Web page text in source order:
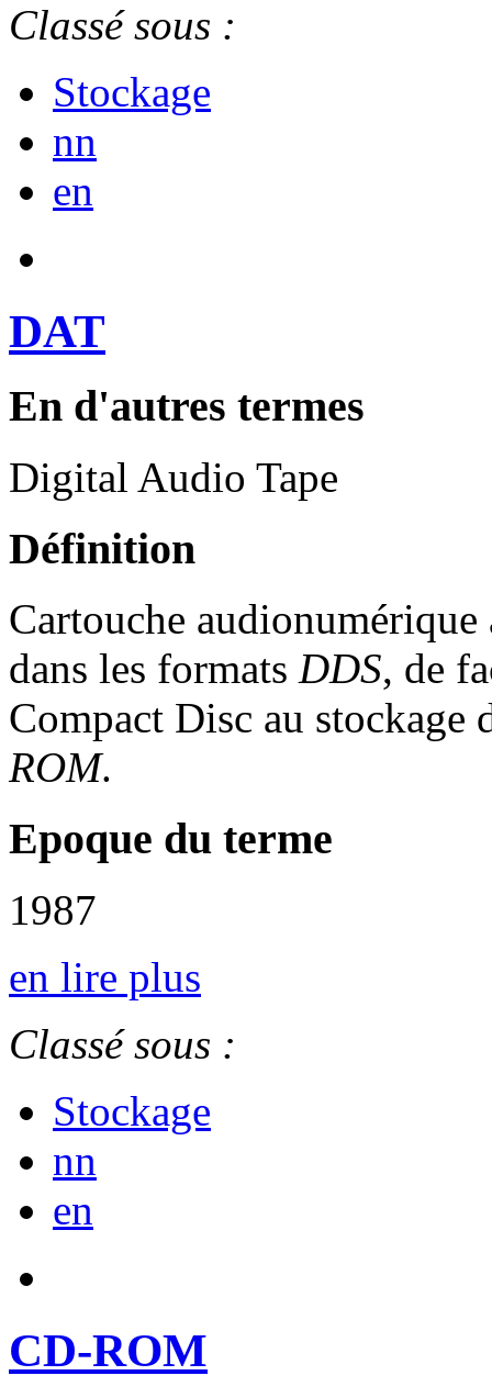
Classé sous :
Stockage
nn
en
DAT
En d'autres termes
Digital Audio Tape
Définition
Cartouche audionumérique
dans les formats DDS, de
Compact Disc au stockage
ROM.
Epoque du terme
1987
en lire plus
Classé sous :
Stockage
nn
en
CD-ROM